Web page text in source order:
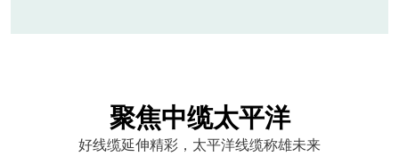
聚焦中缆太平洋
好线缆延伸精彩，太平洋线缆称雄未来